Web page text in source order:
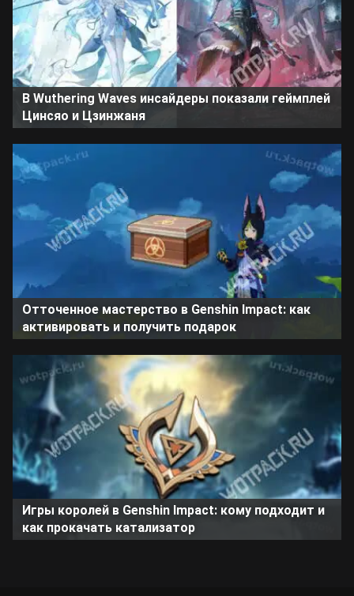
В Wuthering Waves инсайдеры показали геймплей
Цинсяо и Цзинжаня
Отточенное мастерство в Genshin Impact: как
активировать и получить подарок
Игры королей в Genshin Impact: кому подходит и
как прокачать катализатор